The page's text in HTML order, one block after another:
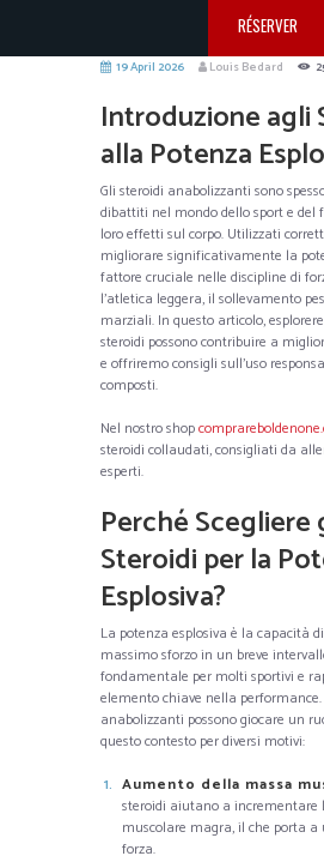
RÉSERVER
19 April 2026 Louis Bedard
Introduzione agli
alla Potenza
Gli steroidi anabolizzanti sono
dibattiti nel mondo dello sport e del
loro effetti sul corpo. Utilizzati
migliorare significativamente la
fattore cruciale nelle discipline di
l’atletica leggera, il sollevamento
marziali. In questo articolo,
steroidi possono contribuire a
e offriremo consigli sull’uso
composti.
Nel nostro shop
steroidi collaudati, consigliati da
esperti.
Perché Scegliere
Steroidi per la
Esplosiva?
La potenza esplosiva è la capacità
massimo sforzo in un breve
fondamentale per molti sportivi e
elemento chiave nella performance.
anabolizzanti possono giocare un
questo contesto per diversi motivi:
Aumento della massa
steroidi aiutano a incrementare
muscolare magra, il che porta
forza.